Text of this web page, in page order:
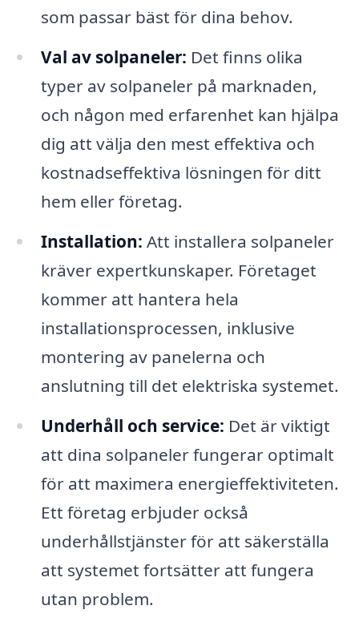
som passar bäst för dina behov.
Val av solpaneler: Det finns olika
typer av solpaneler på marknaden,
och någon med erfarenhet kan hjälpa
dig att välja den mest effektiva och
kostnadseffektiva lösningen för ditt
hem eller företag.
Installation: Att installera solpaneler
kräver expertkunskaper. Företaget
kommer att hantera hela
installationsprocessen, inklusive
montering av panelerna och
anslutning till det elektriska systemet.
Underhåll och service: Det är viktigt
att dina solpaneler fungerar optimalt
för att maximera energieffektiviteten.
Ett företag erbjuder också
underhållstjänster för att säkerställa
att systemet fortsätter att fungera
utan problem.